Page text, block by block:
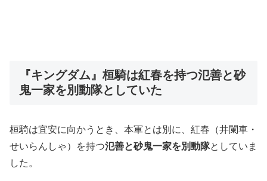
『キングダム』桓騎は紅春を持つ氾善と砂
鬼一家を別動隊としていた
桓騎は宜安に向かうとき、本軍とは別に、紅春（井闌車・
せいらんしゃ）を持つ氾善と砂鬼一家を別動隊としていま
した。